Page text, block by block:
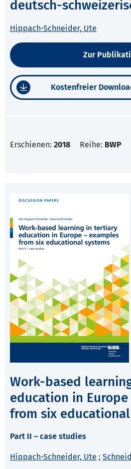
deutsch-
Hippach-Schneider, Ute
Zur
Kostenfreier
Erschienen: 2018 Reihe: BWP
Work-based
education in
from six
Part II – case studies
Hippach-Schneider, Ute ;